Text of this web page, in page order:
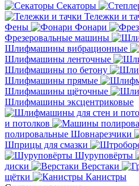
Секаторы
Тележки и
Фены
Фонари
Фрезеровальные машины
Шлифмашины вибрационные
Шлифмашины ленточные
Шлифмашины по бетону
Шлифмашины прямые
Шлифмашины щёточные
Шлифмашины эксцентриковые
и потолков
полировальные Шовнарезчики
Шприцы для смазки
Шуруповёрты
диски
Верстаки
щётки
Канистры